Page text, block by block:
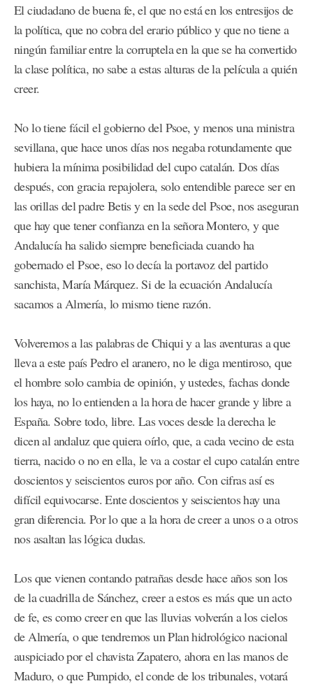
El ciudadano de buena fe, el que no está en los entresijos de
la política, que no cobra del erario público y que no tiene a
ningún familiar entre la corruptela en la que se ha convertido
la clase política, no sabe a estas alturas de la película a quién
creer.
No lo tiene fácil el gobierno del Psoe, y menos una ministra
sevillana, que hace unos días nos negaba rotundamente que
hubiera la mínima posibilidad del cupo catalán. Dos días
después, con gracia repajolera, solo entendible parece ser en
las orillas del padre Betis y en la sede del Psoe, nos aseguran
que hay que tener confianza en la señora Montero, y que
Andalucía ha salido siempre beneficiada cuando ha
gobernado el Psoe, eso lo decía la portavoz del partido
sanchista, María Márquez. Si de la ecuación Andalucía
sacamos a Almería, lo mismo tiene razón.
Volveremos a las palabras de Chiqui y a las aventuras a que
lleva a este país Pedro el aranero, no le diga mentiroso, que
el hombre solo cambia de opinión, y ustedes, fachas donde
los haya, no lo entienden a la hora de hacer grande y libre a
España. Sobre todo, libre. Las voces desde la derecha le
dicen al andaluz que quiera oírlo, que, a cada vecino de esta
tierra, nacido o no en ella, le va a costar el cupo catalán entre
doscientos y seiscientos euros por año. Con cifras así es
difícil equivocarse. Ente doscientos y seiscientos hay una
gran diferencia. Por lo que a la hora de creer a unos o a otros
nos asaltan las lógica dudas.
Los que vienen contando patrañas desde hace años son los
de la cuadrilla de Sánchez, creer a estos es más que un acto
de fe, es como creer en que las lluvias volverán a los cielos
de Almería, o que tendremos un Plan hidrológico nacional
auspiciado por el chavista Zapatero, ahora en las manos de
Maduro, o que Pumpido, el conde de los tribunales, votará